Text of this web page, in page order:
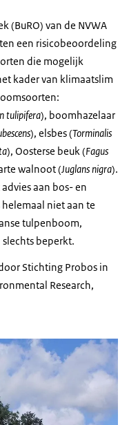
(BuRO) van de NVWA
een risicobeoordeling
die mogelijk
kader van klimaatslim
tulipifera), boomhazelaar
), elsbes (Torminalis
), Oosterse beuk (Fagus
walnoot (Juglans nigra).
aan bos- en
niet aan te
tulpenboom,
beperkt.
Stichting Probos in
Research,